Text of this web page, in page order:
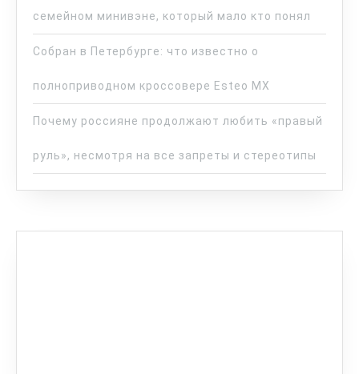
семейном минивэне, который мало кто понял
Собран в Петербурге: что известно о
полноприводном кроссовере Esteo MX
Почему россияне продолжают любить «правый
руль», несмотря на все запреты и стереотипы